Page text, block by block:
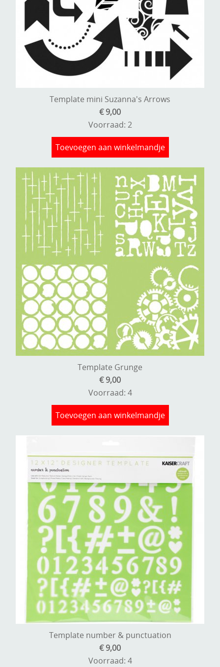
Template mini Suzanna's Arrows
€ 9,00
Voorraad: 2
Toevoegen aan winkelmandje
Template Grunge
€ 9,00
Voorraad: 4
Toevoegen aan winkelmandje
Template number & punctuation
€ 9,00
Voorraad: 4